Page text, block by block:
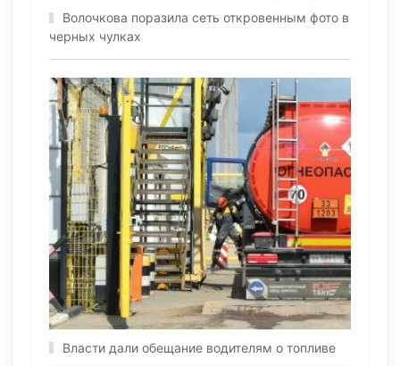
Волочкова поразила сеть откровенным фото в
черных чулках
Власти дали обещание водителям о топливе